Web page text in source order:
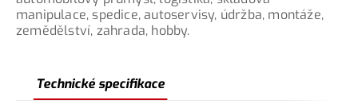
manipulace, spedice, autoservisy, údržba, montáže,
zemědělství, zahrada, hobby.
Technické specifikace